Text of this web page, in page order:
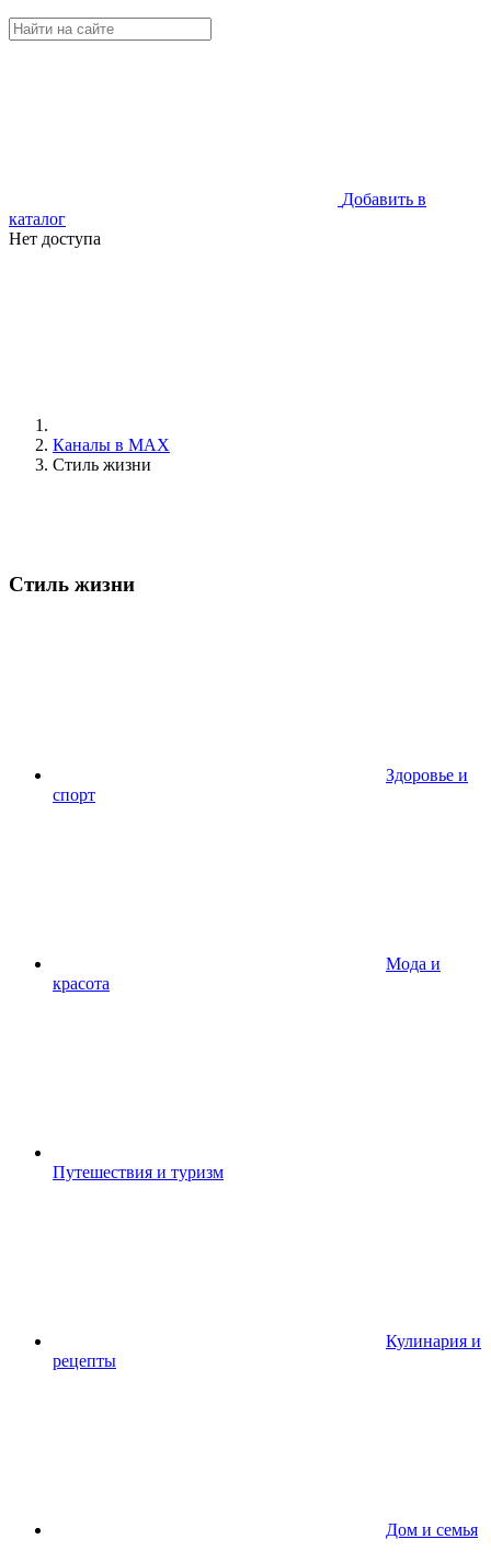
Добавить в
каталог
Нет доступа
Каналы в MAX
Стиль жизни
Стиль жизни
Здоровье и
спорт
Мода и
красота
Путешествия и туризм
Кулинария и
рецепты
Дом и семья